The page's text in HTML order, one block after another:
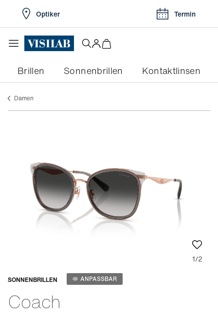
Optiker Termin
Brillen Sonnenbrillen Kontaktlinsen
Damen
1/2
SONNENBRILLEN ANPASSBAR
Coach
Anpassbar